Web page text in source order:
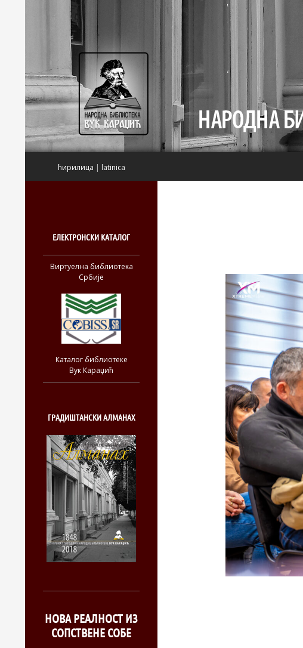
ћирилица | latinica
ЕЛЕКТРОНСКИ КАТАЛОГ
Виртуелна библиотека
Србије
Каталог библиотеке
Вук Караџић
ГРАДИШТАНСКИ АЛМАНАХ
НОВА РЕАЛНОСТ ИЗ
СОПСТВЕНЕ СОБЕ